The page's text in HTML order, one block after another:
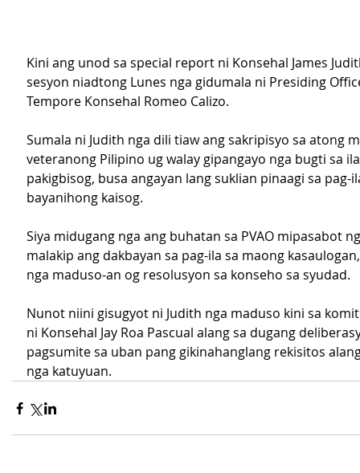
Kini ang unod sa special report ni Konsehal James
sesyon niadtong Lunes nga gidumala ni Presiding
Tempore Konsehal Romeo Calizo.
Sumala ni Judith nga dili tiaw ang sakripisyo sa atong
veteranong Pilipino ug walay gipangayo nga bugti sa
pakigbisog, busa angayan lang suklian pinaagi sa pag-
bayanihong kaisog.
Siya midugang nga ang buhatan sa PVAO mipasabot
malakip ang dakbayan sa pag-ila sa maong
nga maduso-an og resolusyon sa konseho sa syudad.
Nunot niini gisugyot ni Judith nga maduso kini sa
ni Konsehal Jay Roa Pascual alang sa dugang
pagsumite sa uban pang gikinahanglang rekisitos
nga katuyuan.